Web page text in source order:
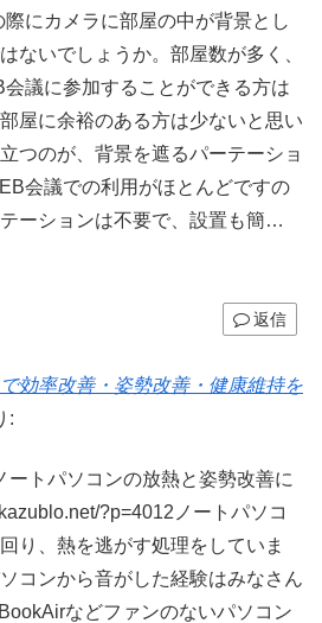
にカメラに部屋の中が背景とし
ないでしょうか。部屋数が多く、
議に参加することができる方は
屋に余裕のある方は少ないと思い
つのが、背景を遮るパーテーショ
会議での利用がほとんどですの
ーションは不要で、設置も簡…
返信
効率改善・姿勢改善・健康維持を
:
ートパソコンの放熱と姿勢改善に
?p=4012ノートパソコ
り、熱を逃がす処理をしていま
コンから音がした経験はみなさん
などファンのないパソコン